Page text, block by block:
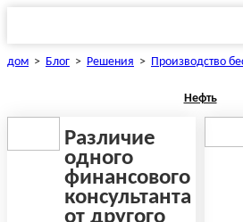
дом > Блог > Решения > Производство
Нефть
Различие
одного
финансового
консультанта
от другого